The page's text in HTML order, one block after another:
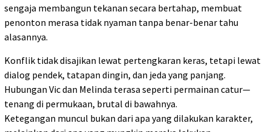
sengaja membangun tekanan secara bertahap, membuat
penonton merasa tidak nyaman tanpa benar-benar tahu
alasannya.
Konflik tidak disajikan lewat pertengkaran keras, tetapi lewat
dialog pendek, tatapan dingin, dan jeda yang panjang.
Hubungan Vic dan Melinda terasa seperti permainan catur—
tenang di permukaan, brutal di bawahnya.
Ketegangan muncul bukan dari apa yang dilakukan karakter,